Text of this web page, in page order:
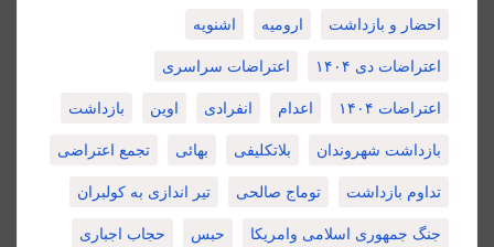
احضار و بازداشت ارومیه اشنویه
اعتراضات دی ۱۴۰۴ اعتراضات سراسری
اعتراضات ۱۴۰۴ اعدام انفرادی اوین بازداشت
بازداشت شهروندان بلاتکلیفی بهائی تجمع اعتراضی
تداوم بازداشت توماج صالحی تیر اندازی به کولبران
جنگ جمهوری اسلامی وامریکا حبس حجاب اجباری